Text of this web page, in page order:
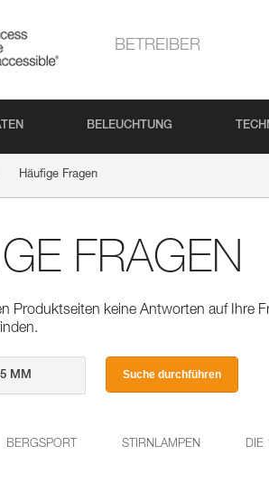
BETREIBER
BELEUCHTUNG
Häufige Fragen
FRAGEN
Produktseiten keine Antworten auf Ihre
Suche durchführen
BERGSPORT STIRNLAMPEN DIE